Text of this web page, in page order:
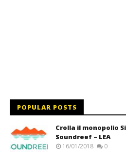
POPULAR POSTS
Crolla il monopolio
Soundreef – LEA
16/01/2018 0